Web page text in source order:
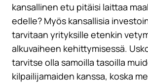
kansallinen etu pitäisi laittaa
edelle? Myös kansallisia
tarvitaan yrityksille etenkin
alkuvaiheen kehittymisessä.
tarvitse olla samoilla tasoilla
kilpailijamaiden kanssa, koska